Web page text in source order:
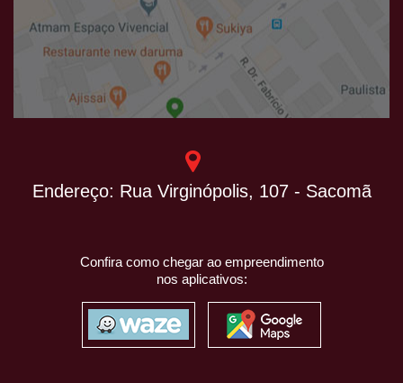
Endereço: Rua Virginópolis, 107 - Sacomã
Confira como chegar ao empreendimento
nos aplicativos: